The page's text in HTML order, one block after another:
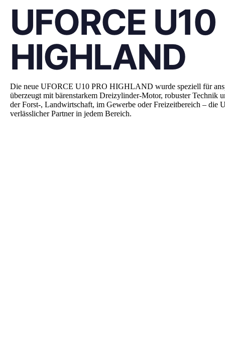
UFORCE U10
HIGHLAND
Die neue UFORCE U10 PRO HIGHLAND wurde speziell für
überzeugt mit bärenstarkem Dreizylinder-Motor, robuster Technik
der Forst-, Landwirtschaft, im Gewerbe oder Freizeitbereich – die
verlässlicher Partner in jedem Bereich.